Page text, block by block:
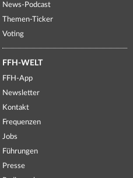
News-Podcast
Themen-Ticker
Voting
FFH-WELT
FFH-App
Newsletter
Kontakt
Frequenzen
Jobs
Führungen
Presse